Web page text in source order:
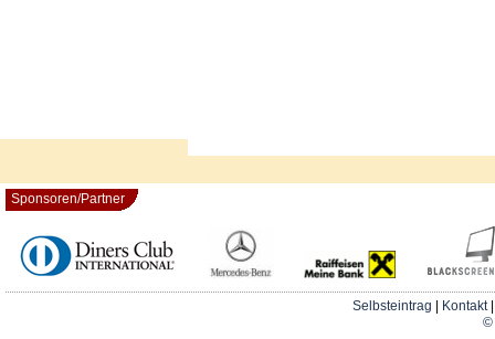
Sponsoren/Partner
Selbsteintrag Kontakt
©